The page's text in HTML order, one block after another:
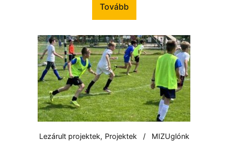
Tovább
Lezárult projektek Projektek MIZUglónk